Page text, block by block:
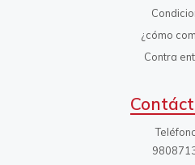
¿cómo
Contra